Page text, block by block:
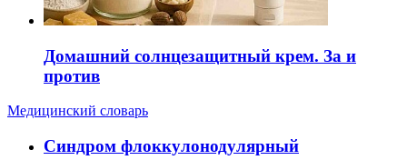
Домашний солнцезащитный крем. За и
против
Медицинский словарь
Cиндром флоккулонодулярный